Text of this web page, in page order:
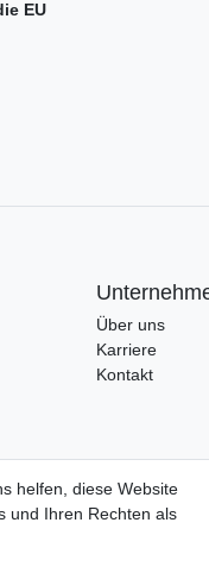
EU
Über uns
Karriere
Kontakt
helfen, diese Website
und Ihren Rechten als